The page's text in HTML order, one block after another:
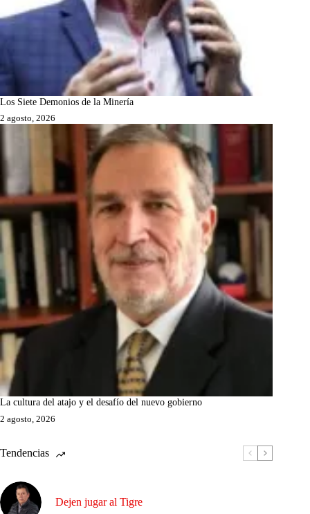
Los Siete Demonios de la Minería
2 agosto, 2026
La cultura del atajo y el desafío del nuevo gobierno
2 agosto, 2026
Tendencias
Dejen jugar al Tigre